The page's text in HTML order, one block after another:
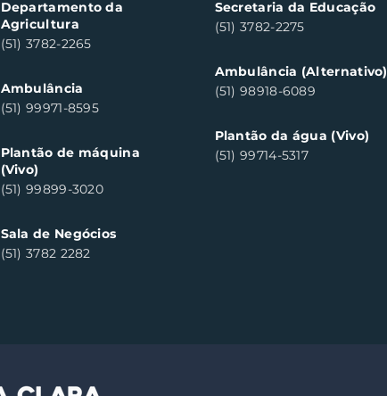
Departamento da
Agricultura
(51) 3782-2265
Ambulância
(51) 99971-8595
Plantão de máquina
(Vivo)
(51) 99899-3020
Sala de Negócios
(51) 3782 2282
Secretaria da Educação
(51) 3782-2275
Ambulância (Alternativo)
(51) 98918-6089
Plantão da água (Vivo)
(51) 99714-5317